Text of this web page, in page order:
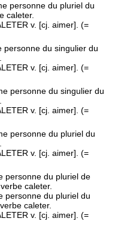
personne du pluriel du
caleter.
v. [cj. aimer]. (=
personne du singulier du
v. [cj. aimer]. (=
personne du singulier du
v. [cj. aimer]. (=
personne du pluriel du
v. [cj. aimer]. (=
personne du pluriel de
caleter.
personne du pluriel du
caleter.
v. [cj. aimer]. (=